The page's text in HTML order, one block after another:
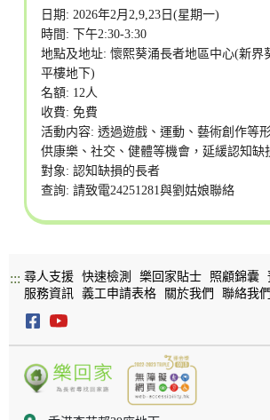
日期: 2026年2月2,9,23日(星期一)
時間: 下午2:30-3:30
地點及地址: 懷熙葵涌長者地區中心(新界
平樓地下)
名額: 12人
收費: 免費
活動内容: 透過遊戲、運動、藝術創作等
供康樂、社交、健體等機會，延緩認知缺
對象: 認知缺損的長者
查詢: 請致電24251281與劉姑娘聯絡
::: 尋人支援 快速檢測 樂回家貼士 照顧錦囊
服務資訊
義工申請表格 關於我們 聯絡我們